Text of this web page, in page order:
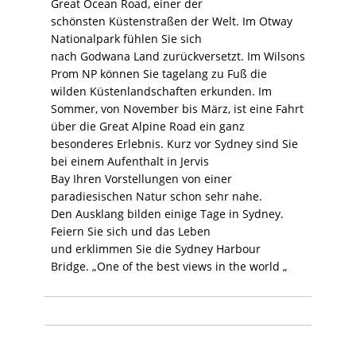
Great Ocean Road, einer der
schönsten Küstenstraßen der Welt. Im Otway
Nationalpark fühlen Sie sich
nach Godwana Land zurückversetzt. Im Wilsons
Prom NP können Sie tagelang zu Fuß die
wilden Küstenlandschaften erkunden. Im
Sommer, von November bis März, ist eine Fahrt
über die Great Alpine Road ein ganz
besonderes Erlebnis. Kurz vor Sydney sind Sie
bei einem Aufenthalt in Jervis
Bay Ihren Vorstellungen von einer
paradiesischen Natur schon sehr nahe.
Den Ausklang bilden einige Tage in Sydney.
Feiern Sie sich und das Leben
und erklimmen Sie die Sydney Harbour
Bridge. „One of the best views in the world „